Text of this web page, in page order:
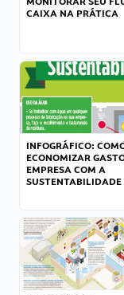
CAIXA NA PRÁTICA
INFOGRÁFICO:
ECONOMIZAR
EMPRESA COM A
SUSTENTABILIDADE